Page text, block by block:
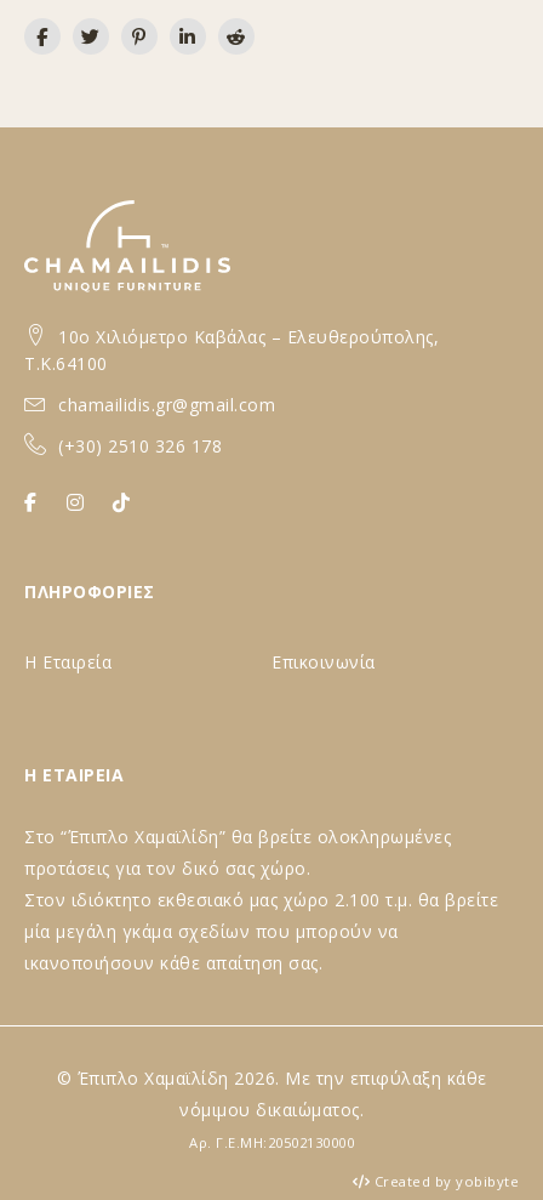
10ο Xιλιόμετρο Καβάλας – Ελευθερούπολης,
T.K.64100
chamailidis.gr@gmail.com
(+30) 2510 326 178
ΠΛΗΡΟΦΟΡΙΕΣ
Η Εταιρεία Επικοινωνία
Η ΕΤΑΙΡΕΙΑ
Στο “Έπιπλο Χαμαϊλίδη” θα βρείτε ολοκληρωμένες
προτάσεις για τον δικό σας χώρο.
Στον ιδιόκτητο εκθεσιακό μας χώρο 2.100 τ.μ. θα βρείτε
μία μεγάλη γκάμα σχεδίων που μπορούν να
ικανοποιήσουν κάθε απαίτηση σας.
© Έπιπλο Χαμαϊλίδη 2026. Με την επιφύλαξη κάθε
νόμιμου δικαιώματος.
Αρ. Γ.Ε.ΜΗ:20502130000
Created by yobibyte